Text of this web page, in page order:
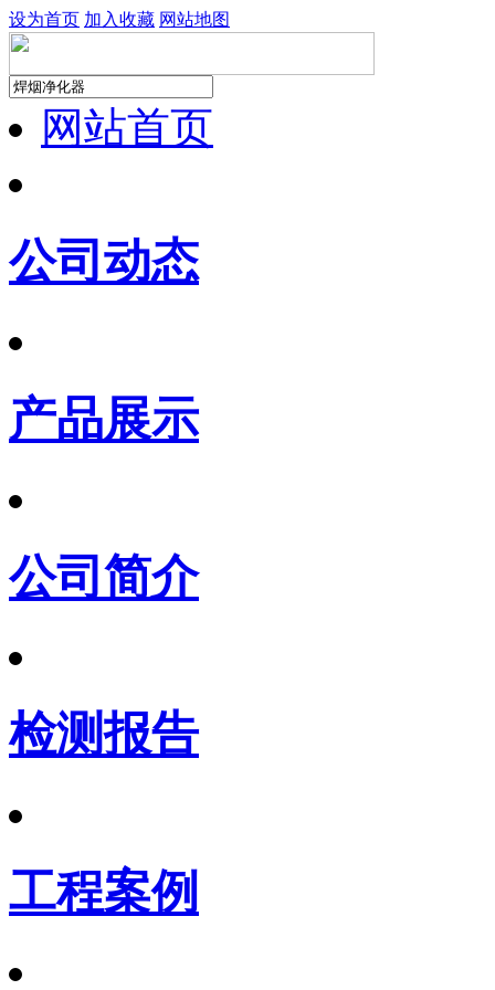
设为首页 加入收藏 网站地图
网站首页
公司动态
产品展示
公司简介
检测报告
工程案例